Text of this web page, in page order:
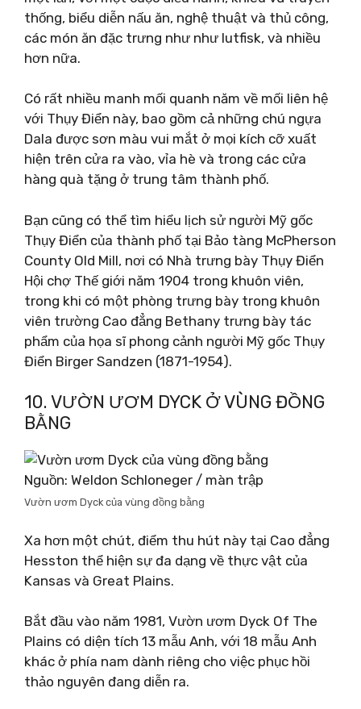
thống, biểu diễn nấu ăn, nghệ thuật và thủ công,
các món ăn đặc trưng như như lutfisk, và nhiều
hơn nữa.
Có rất nhiều manh mối quanh năm về mối liên hệ
với Thụy Điển này, bao gồm cả những chú ngựa
Dala được sơn màu vui mắt ở mọi kích cỡ xuất
hiện trên cửa ra vào, vỉa hè và trong các cửa
hàng quà tặng ở trung tâm thành phố.
Bạn cũng có thể tìm hiểu lịch sử người Mỹ gốc
Thụy Điển của thành phố tại Bảo tàng McPherson
County Old Mill, nơi có Nhà trưng bày Thụy Điển
Hội chợ Thế giới năm 1904 trong khuôn viên,
trong khi có một phòng trưng bày trong khuôn
viên trường Cao đẳng Bethany trưng bày tác
phẩm của họa sĩ phong cảnh người Mỹ gốc Thụy
Điển Birger Sandzen (1871-1954).
10. VƯỜN ƯƠM DYCK Ở VÙNG ĐỒNG
BẰNG
Nguồn: Weldon Schloneger / màn trập
Vườn ươm Dyck của vùng đồng bằng
Xa hơn một chút, điểm thu hút này tại Cao đẳng
Hesston thể hiện sự đa dạng về thực vật của
Kansas và Great Plains.
Bắt đầu vào năm 1981, Vườn ươm Dyck Of The
Plains có diện tích 13 mẫu Anh, với 18 mẫu Anh
khác ở phía nam dành riêng cho việc phục hồi
thảo nguyên đang diễn ra.